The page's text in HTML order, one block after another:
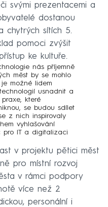
svými prezentacemi a
dostanou
chytrých sítích 5.
pomoci zvýšit
ke kultuře.
nás příjemně
měst by se mohlo
možné lidem
usnadnit a
které
se budou sdílet
z nich inspirovaly
vyhlašování
pro IT a digitalizaci
v projektu pětici měst
pro místní rozvoj
v rámci podpory
více než 2
personální i